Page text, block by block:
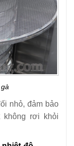
nhỏ, đảm bảo
không rơi khỏi